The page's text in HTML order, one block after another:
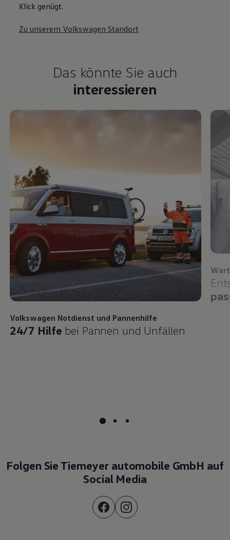
Klick genügt.
Zu unserem Volkswagen Standort
Das könnte Sie auch
interessieren
Volkswagen Notdienst und Pannenhilfe
24/7 Hilfe bei Pannen und Unfällen
Folgen Sie Tiemeyer automobile GmbH auf
Social Media